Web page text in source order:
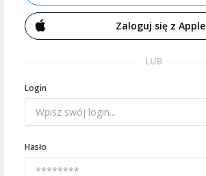
Zaloguj się z Apple
LUB
Login
Hasło